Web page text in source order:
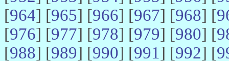
[964] [965] [966] [967] [968] [
[976] [977] [978] [979] [980] [
[988] [989] [990] [991] [992] [